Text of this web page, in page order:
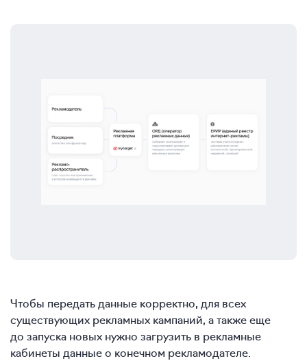
Чтобы передать данные корректно, для всех
существующих рекламных кампаний, а также еще
до запуска новых нужно загрузить в рекламные
кабинеты данные о конечном рекламодателе.